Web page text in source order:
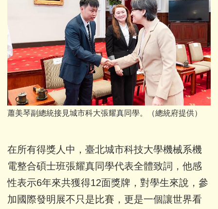
蕭美琴副總統接見城市科大張耀真同學。（總統府提供）
在所有得獎人中，臺北城市科技大學機械系機
電整合碩士班張耀真同學代表全體致詞，他感
性表示6年來共獲得12面獎牌，對學生來說，參
加國際發明展不只是比賽，更是一個讓世界看